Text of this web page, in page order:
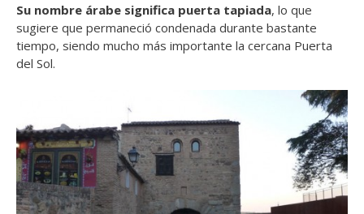
Su nombre árabe significa puerta tapiada, lo que
sugiere que permaneció condenada durante bastante
tiempo, siendo mucho más importante la cercana Puerta
del Sol.